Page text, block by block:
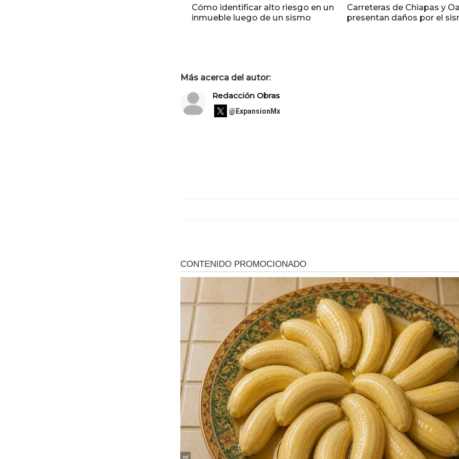
Cómo identificar alto riesgo en un
inmueble luego de un sismo
Carreteras de Chiapas y
presentan daños por el
Más acerca del autor:
Redacción Obras
@ExpansionMx